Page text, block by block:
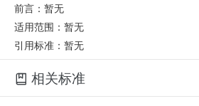
前言：暂无
适用范围：暂无
引用标准：暂无
相关标准